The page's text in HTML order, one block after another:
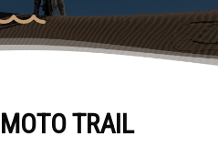
TRAIL